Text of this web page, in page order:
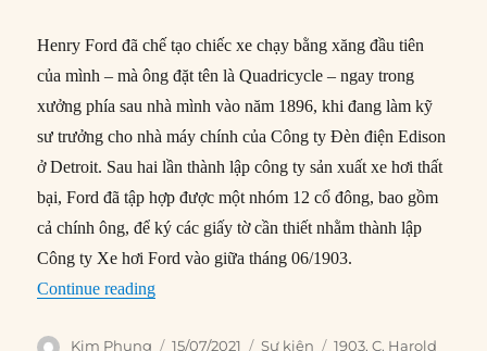
Henry Ford đã chế tạo chiếc xe chạy bằng xăng đầu tiên
của mình – mà ông đặt tên là Quadricycle – ngay trong
xưởng phía sau nhà mình vào năm 1896, khi đang làm kỹ
sư trưởng cho nhà máy chính của Công ty Đèn điện Edison
ở Detroit. Sau hai lần thành lập công ty sản xuất xe hơi thất
bại, Ford đã tập hợp được một nhóm 12 cổ đông, bao gồm
cả chính ông, để ký các giấy tờ cần thiết nhằm thành lập
Công ty Xe hơi Ford vào giữa tháng 06/1903.
Continue reading“15/07/1903: Ford Motor nhận đơn đặt hàng
Author
Kim Phụng
Posted
15/07/2021 Categories
Sự kiện Tags
1903,C. Harold